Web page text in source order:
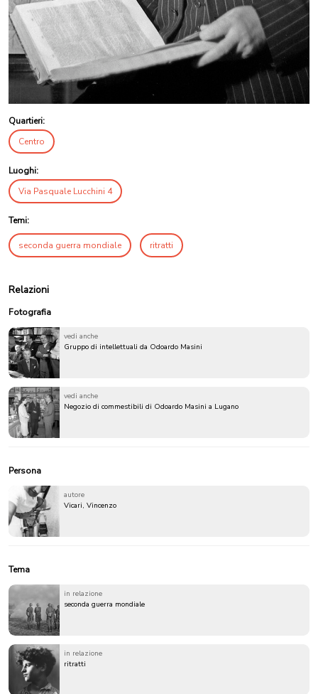
Quartieri:
Centro
Luoghi:
Via Pasquale Lucchini 4
Temi:
seconda guerra mondiale ritratti
Relazioni
Fotografia
vedi anche
Gruppo di intellettuali da Odoardo Masini
vedi anche
Negozio di commestibili di Odoardo Masini a Lugano
Persona
autore
Vicari, Vincenzo
Tema
in relazione
seconda guerra mondiale
in relazione
ritratti